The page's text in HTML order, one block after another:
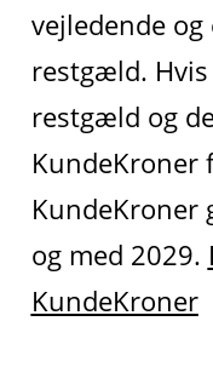
vejledende
restgæld.
restgæld og
KundeKroner
og med 2029.
KundeKroner